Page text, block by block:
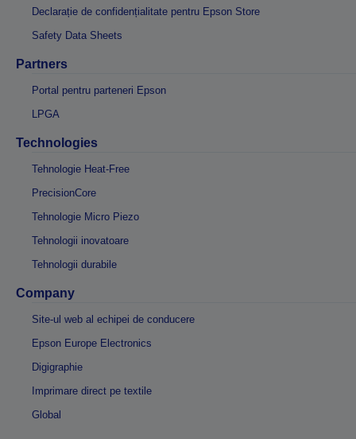
Declarație de confidențialitate pentru Epson Store
Safety Data Sheets
Partners
Portal pentru parteneri Epson
LPGA
Technologies
Tehnologie Heat-Free
PrecisionCore
Tehnologie Micro Piezo
Tehnologii inovatoare
Tehnologii durabile
Company
Site-ul web al echipei de conducere
Epson Europe Electronics
Digigraphie
Imprimare direct pe textile
Global